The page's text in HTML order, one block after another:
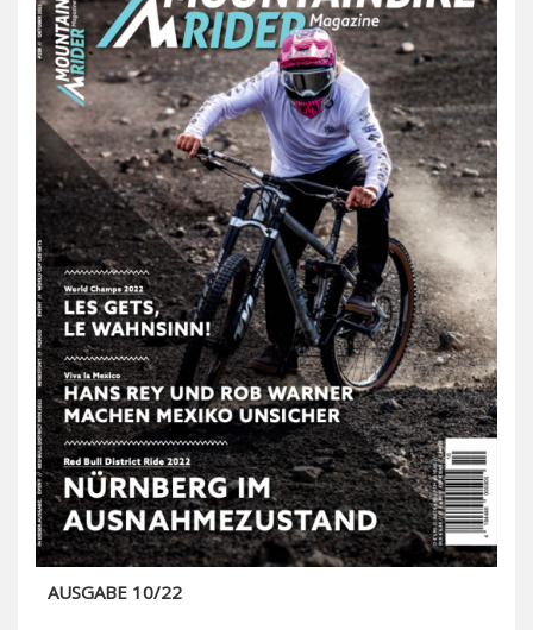
AUSGABE 10/22